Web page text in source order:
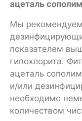
ацеталь
Мы
показателем
гипохлорита.
ацеталь
и/или
необходимо
количеством